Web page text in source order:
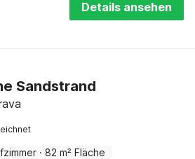
Details ansehen
Sandstrand
· 82 m² Fläche